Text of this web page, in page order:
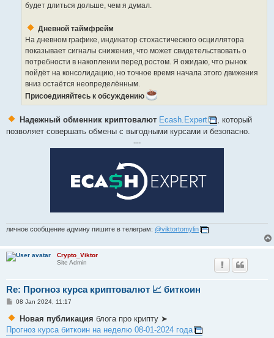
будет длиться дольше, чем я думал.
Дневной таймфрейм
На дневном графике, индикатор стохастического осциллятора
показывает сигналы снижения, что может свидетельствовать о
потребности в накоплении перед ростом. Я ожидаю, что рынок
пойдёт на консолидацию, но точное время начала этого движения
вниз остаётся неопределённым.
Присоединяйтесь к обсуждению
Надежный обменник криптовалют Ecash.Expert
, который
позволяет совершать обмены с выгодными курсами и безопасно.
---
личное сообщение админу пишите в телеграм: @viktortomylin
Crypto_Viktor
Site Admin
Re: Прогноз курса криптовалют 📈 биткоин
P
s
08 Jan 2024, 11:17
Новая публикация блога про крипту ➤
Прогноз курса биткоин на неделю 08-01-2024 года